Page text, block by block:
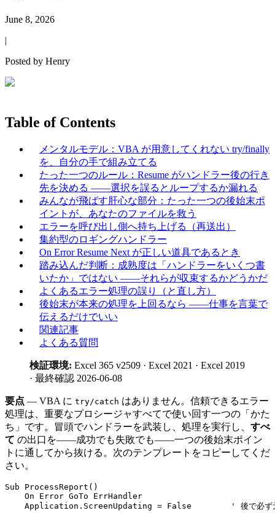
June 8, 2026
|
Posted by Henry
Table of Contents
メンタルモデル：VBA が用意してくれない try/finally
を、自分の手で組み立てる
たった一つのルール：Resume がハンドラー後の行き
先を決める ——選択を誤るとループするか漏れる
みんなが飛ばす肝心な部分：たった一つの後始末ポ
イントが、あなたのファイルを救う
エラーを呼び出し側へ持ち上げる（再送出）
集約型のロギングハンドラー
On Error Resume Next が正しい道具であるとき
踏み込んだ判断：成熟度は「ハンドラーをいくつ書
いたか」ではない ——それらが収束するかどうかだ
よくあるエラー処理の誤り（と直し方）
後始末が本来の処理を上回るなら ——仕事を言葉で
伝えるだけでいい
関連記事
よくある質問
検証環境: Excel 365 v2509 · Excel 2021 · Excel 2019
· 最終確認 2026-06-08
要点 — VBA に try/catch はありません。信頼できるエラー
処理は、重要なプロシージャすべてで使い回す一つの「かた
ち」です。冒頭でハンドラーを武装し、処理を実行し、 すべ
て の出口を——成功でも失敗でも——一つの後始末ポイン
トに通してから抜ける。次のテンプレートをコピーしてくだ
さい。
Sub ProcessReport()
    On Error GoTo ErrHandler
Application.ScreenUpdating = False        ' 後で必ず元